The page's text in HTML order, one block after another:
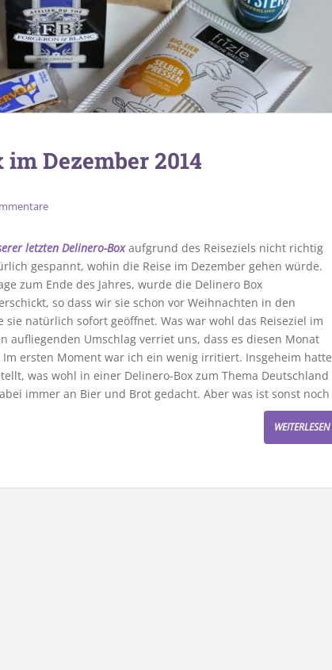
Dezember 2014
letzten Delinero-Boxaufgrund des Reiseziels nicht richtig
gespannt, wohin die Reise im Dezember gehen würde.
zum Ende des Jahres, wurde die Delinero Box
so dass wir sie schon vor Weihnachten in den
natürlich sofort geöffnet. Was war wohl das Reiseziel im
aufliegenden Umschlag verriet uns, dass es diesen Monat
ersten Moment war ich ein wenig irritiert. Insgeheim hatte
was wohl in einer Delinero-Box zum Thema Deutschland
immer an Bier und Brot gedacht. Aber was ist sonst noch
WEITERLESEN